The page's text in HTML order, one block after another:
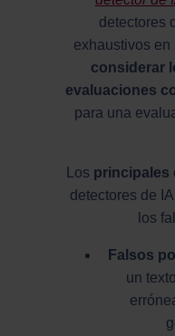
detectores
exhaustivos en
considerar
evaluaciones
para una
Los principales
detectores de
los
Falsos
un